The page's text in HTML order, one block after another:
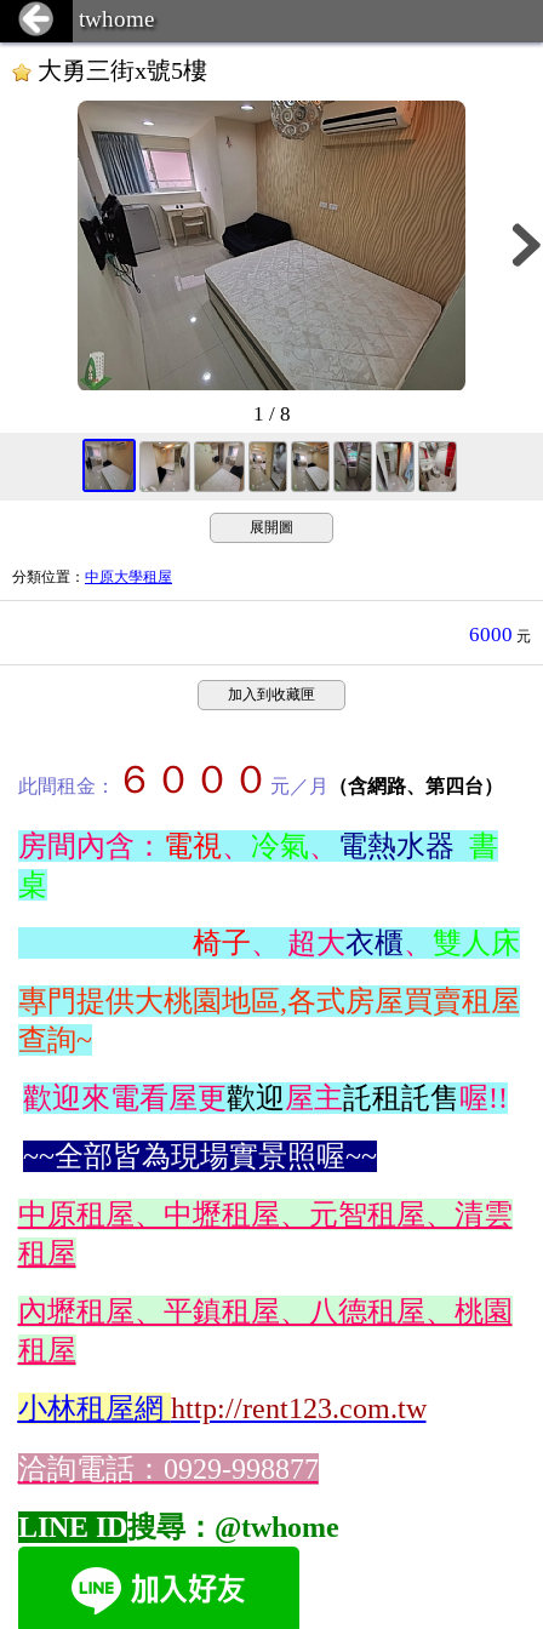
twhome
大勇三街x號5樓
1 / 8
展開圖
分類位置 ： 中原大學租屋
6000 元
加入到收藏匣
此間租金： ６０００ 元／月 （含網路、第四台）
房間內含： 電視、 冷氣、 電熱水器 書
桌
椅子、 超大衣櫃、 雙人床
專門提供大桃園地區,各式房屋買賣租屋
查詢~
歡迎來電看屋更歡迎屋主託租託售喔!!
~~全部皆為現場實景照喔~~
中原租屋、中壢租屋、元智租屋、清雲
租屋
內壢租屋、平鎮租屋、八德租屋、桃園
租屋
小林租屋網 http://rent123.com.tw
洽詢電話：0929-998877
LINE ID搜尋：@twhome